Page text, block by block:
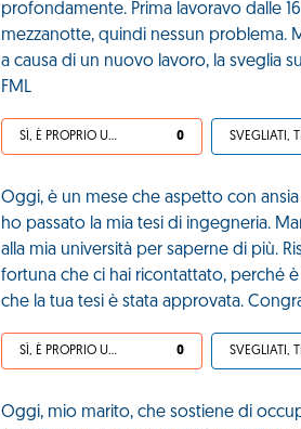
profondamente. Prima lavoravo dalle
mezzanotte, quindi nessun problema.
a causa di un nuovo lavoro, la sveglia
FML
SÌ, È PROPRIO UNA VDM! 0
Oggi, è un mese che aspetto con
ho passato la mia tesi di ingegneria.
alla mia università per saperne di più.
fortuna che ci hai ricontattato, perché
che la tua tesi è stata approvata.
SÌ, È PROPRIO UNA VDM! 0
Oggi, mio marito, che sostiene di